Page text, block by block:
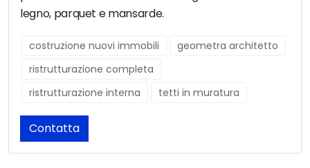
legno, parquet e mansarde.
costruzione nuovi immobili
geometra architetto
ristrutturazione completa
ristrutturazione interna
tetti in muratura
Contatta